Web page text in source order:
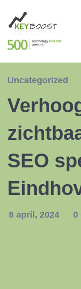
Uncategorized
SEO
8 april, 2024 0